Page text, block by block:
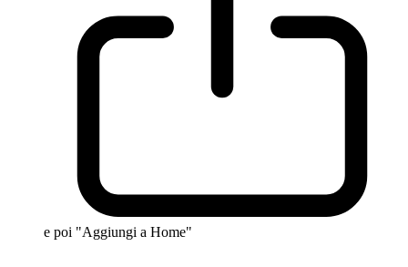
e poi "Aggiungi a Home"